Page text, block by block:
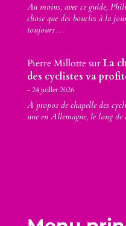
Au moins, avec ce guide,
chose que des boucles à la
toujours…
Pierre MillottesurLa
des cyclistes va
24 juillet 2026
À propos de chapelle des
une en Allemagne, le long